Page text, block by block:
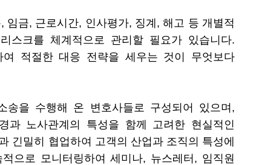
금, 근로시간, 인사평가, 징계, 해고 등 개별적
스크를 체계적으로 관리할 필요가 있습니다.
여 적절한 대응 전략을 세우는 것이 무엇보다
송을 수행해 온 변호사들로 구성되어 있으며,
과 노사관계의 특성을 함께 고려한 현실적인
긴밀히 협업하여 고객의 산업과 조직의 특성에
으로 모니터링하여 세미나, 뉴스레터, 임직원